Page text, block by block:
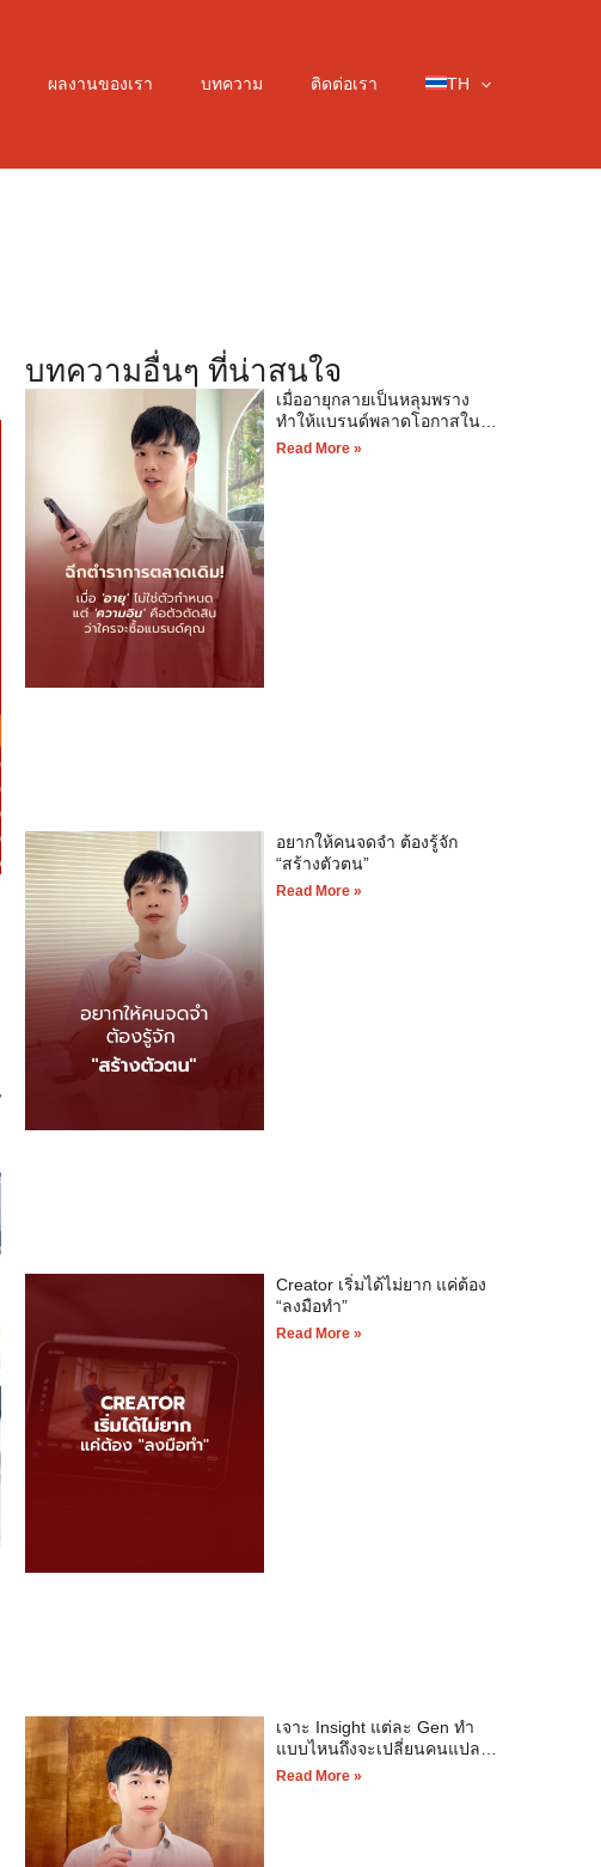
ผลงานของเรา บทความ ติดต่อเรา TH
บทความอื่นๆ ที่น่าสนใจ
เมื่ออายุกลายเป็นหลุมพราง
ทำให้แบรนด์พลาดโอกาสใน
การขาย
Read More »
อยากให้คนจดจำ ต้องรู้จัก
“สร้างตัวตน”
Read More »
Creator เริ่มได้ไม่ยาก แค่ต้อง
“ลงมือทำ”
Read More »
เจาะ Insight แต่ละ Gen ทำ
แบบไหนถึงจะเปลี่ยนคนแปลก
หน้าเป็นลูกค้า
Read More »